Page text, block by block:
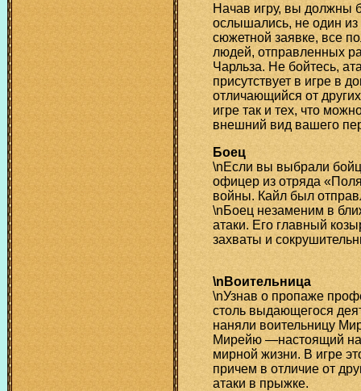
Начав игру, вы должны
ослышались, не один из
сюжетной заявке, все
людей, отправленных
Чарльза. Не бойтесь,
присутствует в игре в
отличающийся от
игре так и тех, что
внешний вид вашего
Боец
\nЕсли вы выбрали
офицер из отряда
войны. Кайл был
\nБоец незаменим в
атаки. Его главный
захваты и
\nВоительница
\nУзнав о пропаже
столь выдающегося
наняли воительницу
Мирейю —настоящий
мирной жизни. В игре
причем в отличие от
атаки в прыжке.